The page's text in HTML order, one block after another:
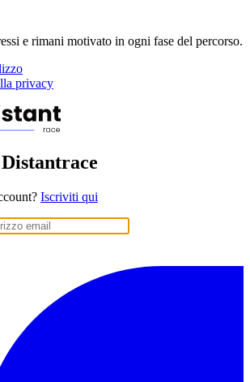
e rimani motivato in ogni fase del percorso.
privacy
Iscriviti qui